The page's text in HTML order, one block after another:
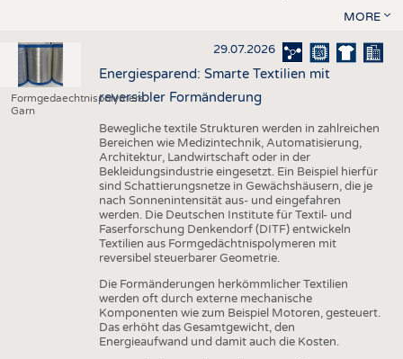
MORE
Formgedaechtnispolymere
Garn
29.07.2026
Energiesparend: Smarte Textilien mit
reversibler Formänderung
Bewegliche textile Strukturen werden in zahlreichen
Bereichen wie Medizintechnik, Automatisierung,
Architektur, Landwirtschaft oder in der
Bekleidungsindustrie eingesetzt. Ein Beispiel hierfür
sind Schattierungsnetze in Gewächshäusern, die je
nach Sonnenintensität aus- und eingefahren
werden. Die Deutschen Institute für Textil- und
Faserforschung Denkendorf (DITF) entwickeln
Textilien aus Formgedächtnispolymeren mit
reversibel steuerbarer Geometrie.
Die Formänderungen herkömmlicher Textilien
werden oft durch externe mechanische
Komponenten wie zum Beispiel Motoren, gesteuert.
Das erhöht das Gesamtgewicht, den
Energieaufwand und damit auch die Kosten.